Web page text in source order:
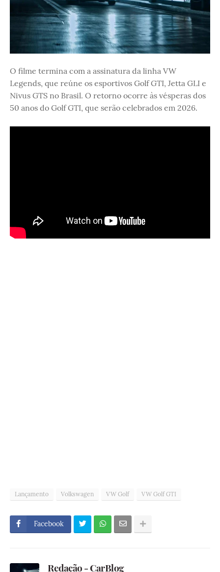
O filme termina com a assinatura da linha VW
Legends, que reúne os esportivos Golf GTI, Jetta GLI e
Nivus GTS no Brasil. O retorno ocorre às vésperas dos
50 anos do Golf GTI, que serão celebrados em 2026.
Lançamento Volkswagen VW Golf VW Golf GTI
Facebook
Redação - CarBlog